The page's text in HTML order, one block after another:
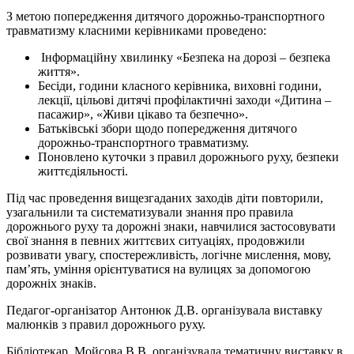
З метою попередження дитячого дорожньо-транспортного
травматизму класними керівниками проведено:
Інформаційну хвилинку «Безпека на дорозі – безпека
життя».
Бесіди, години класного керівника, виховні години,
лекції, цільові дитячі профілактичні заходи «Дитина –
пасажир», «Живи цікаво та безпечно».
Батьківські збори щодо попередження дитячого
дорожньо-транспортного травматизму.
Поновлено куточки з правил дорожнього руху, безпеки
життєдіяльності.
Під час проведення вищезгаданих заходів діти повторили,
узагальнили та систематизували знання про правила
дорожнього руху та дорожні знаки, навчилися застосовувати
свої знання в певних життєвих ситуаціях, продовжили
розвивати увагу, спостережливість, логічне мислення, мову,
пам’ять, уміння орієнтуватися на вулицях за допомогою
дорожніх знаків.
Педагог-організатор Антонюк Д.В. організувала виставку
малюнків з правил дорожнього руху.
Бібліотекар Мойсова В.В. організувала тематичну виставку в